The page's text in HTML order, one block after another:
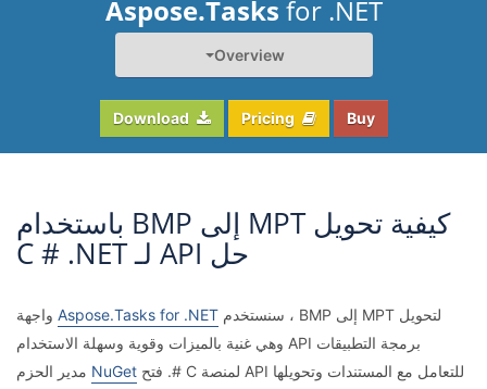
Aspose.Tasks for .NET
Overview
Buy
كيفية تحويل MPT إلى BMP باستخدام
حل API لـ C # .NET
لتحويل MPT إلى BMP ، سنستخدم Aspose.Tasks for .NET واجهة
برمجة التطبيقات API وهي غنية بالميزات وقوية وسهلة الاستخدام
للتعامل مع المستندات وتحويلها API لمنصة C #. فتح
NuGet مدير الحزم